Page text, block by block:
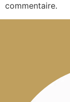
commentaire.